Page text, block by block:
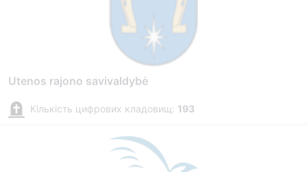
Utenos rajono savivaldybė
Кількість цифрових кладовищ: 193